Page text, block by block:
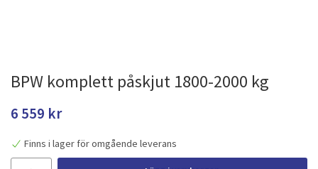
BPW komplett påskjut 1800-2000 kg
6 559 kr
Finns i lager för omgående leverans